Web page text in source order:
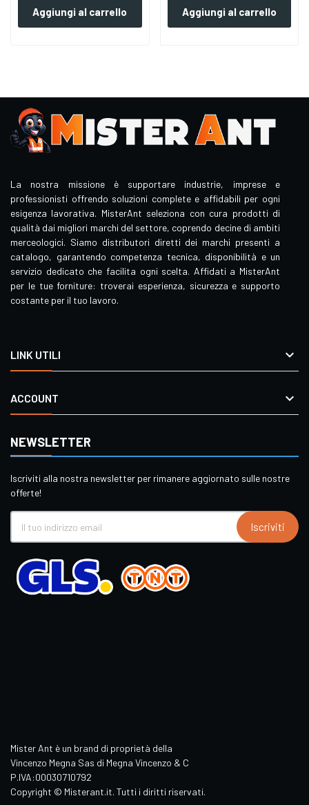
Aggiungi al carrello Aggiungi al carrello
La nostra missione è supportare industrie, imprese e
professionisti offrendo soluzioni complete e affidabili per ogni
esigenza lavorativa. MisterAnt seleziona con cura prodotti di
qualità dai migliori marchi del settore, coprendo decine di ambiti
merceologici. Siamo distributori diretti dei marchi presenti a
catalogo, garantendo competenza tecnica, disponibilità e un
servizio dedicato che facilita ogni scelta. Affidati a MisterAnt
per le tue forniture: troverai esperienza, sicurezza e supporto
costante per il tuo lavoro.
LINK UTILI 
ACCOUNT 
NEWSLETTER
Iscriviti alla nostra newsletter per rimanere aggiornato sulle nostre
offerte!
Iscriviti
Mister Ant è un brand di proprietà della
Vincenzo Megna Sas di Megna Vincenzo & C
P.IVA:00030710792
Copyright © Misterant.it. Tutti i diritti riservati.